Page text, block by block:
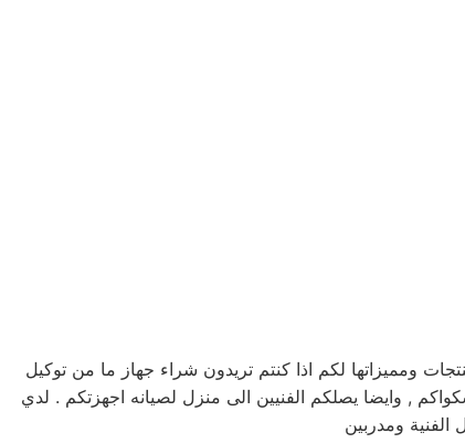
ومميزاتها لكم اذا كنتم تريدون شراء جهاز ما من توكيل
خدمه 24 ساعه , فى تلقى شكواكم , وايضا يصلكم الفنيين الى منزل لصيانه اجهزتكم . لدي
ومدربين